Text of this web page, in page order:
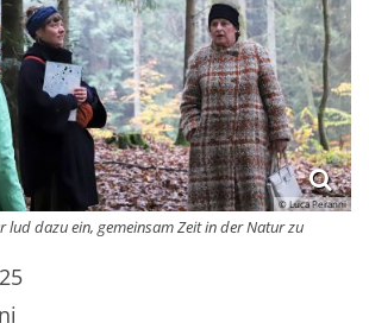
© Luca Peranni
lud dazu ein, gemeinsam Zeit in der Natur zu